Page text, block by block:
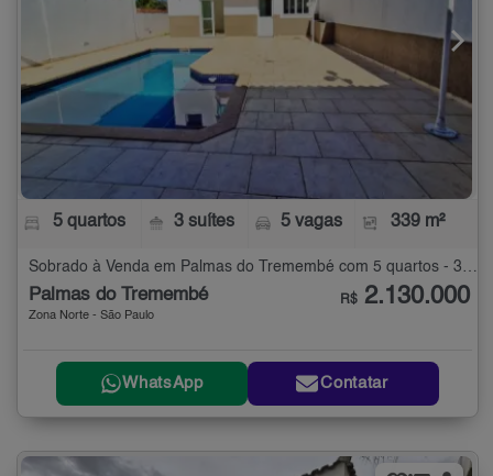
5 quartos 3 suítes 5 vagas 339 m²
Palmas do Tremembé
Zona Norte - São Paulo
R$ 2.130.000
WhatsApp Contatar